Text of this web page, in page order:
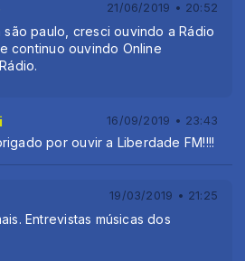
21/06/2019 • 20:52
são paulo, cresci ouvindo a Rádio
continuo ouvindo Online
16/09/2019 • 23:43
por ouvir a Liberdade FM!!!!
19/03/2019 • 21:25
Entrevistas músicas dos